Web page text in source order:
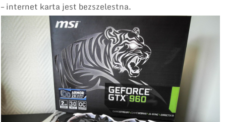
– internet karta jest bezszelestna.